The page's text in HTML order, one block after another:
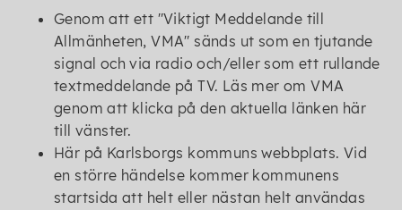
Genom att ett "Viktigt Meddelande till
Allmänheten, VMA" sänds ut som en tjutande
signal och via radio och/eller som ett rullande
textmeddelande på TV. Läs mer om VMA
genom att klicka på den aktuella länken här
till vänster.
Här på Karlsborgs kommuns webbplats. Vid
en större händelse kommer kommunens
startsida att helt eller nästan helt användas